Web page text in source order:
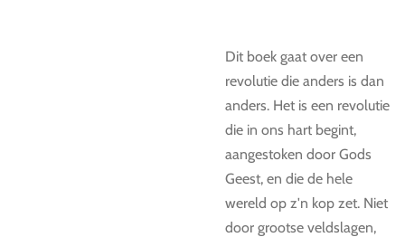
Dit boek gaat over een
revolutie die anders is dan
anders. Het is een revolutie
die in ons hart begint,
aangestoken door Gods
Geest, en die de hele
wereld op z'n kop zet. Niet
door grootse veldslagen,